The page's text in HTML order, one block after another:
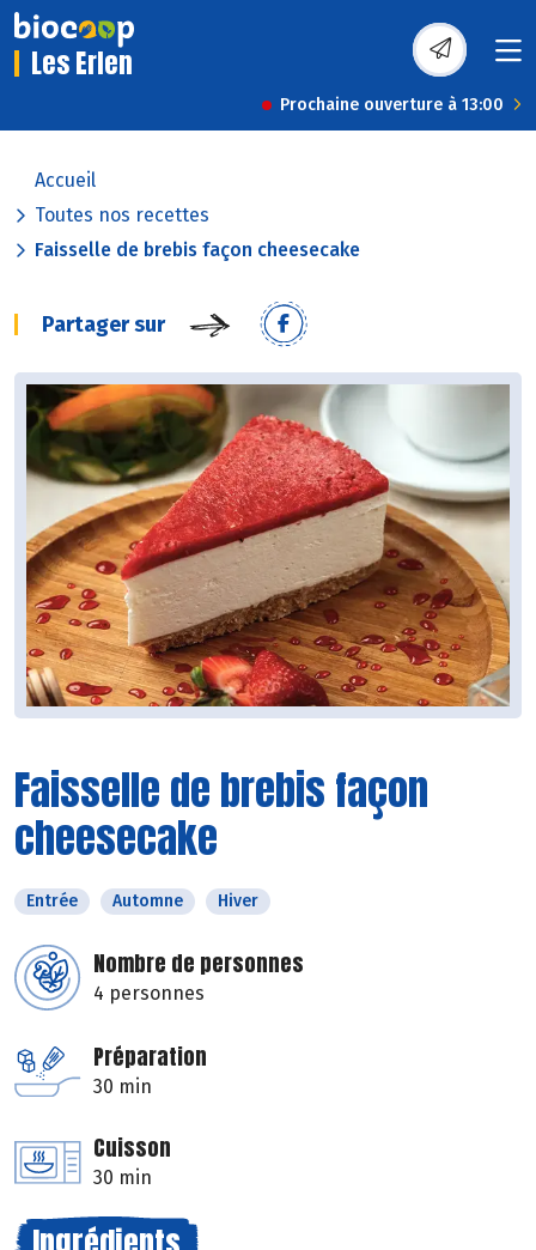
Les Erlen
Prochaine ouverture à 13:00
Accueil
Toutes nos recettes
Faisselle de brebis façon cheesecake
Partager sur
Faisselle de brebis façon
cheesecake
Entrée Automne Hiver
Nombre de personnes
4 personnes
Préparation
30 min
Cuisson
30 min